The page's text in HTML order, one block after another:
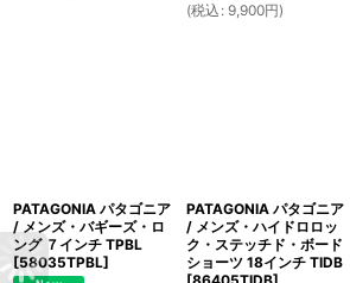
(税込 : 9,900円)
PATAGONIA パタゴニア
/ メンズ・バギーズ・ロ
ング ７インチ TPBL
[58035TPBL]
PATAGONIA パタゴニア
/ メンズ・ハイドロロッ
ク・ステッチド・ボード
ショーツ 18インチ TIDB